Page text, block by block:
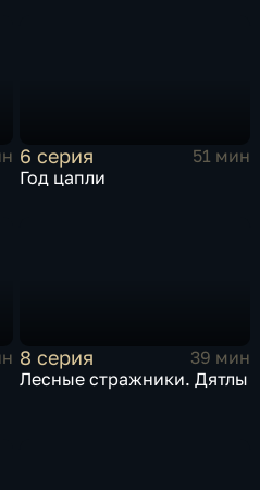
6 серия
51 мин
Год цапли
8 серия
39 мин
Лесные стражники. Дятлы